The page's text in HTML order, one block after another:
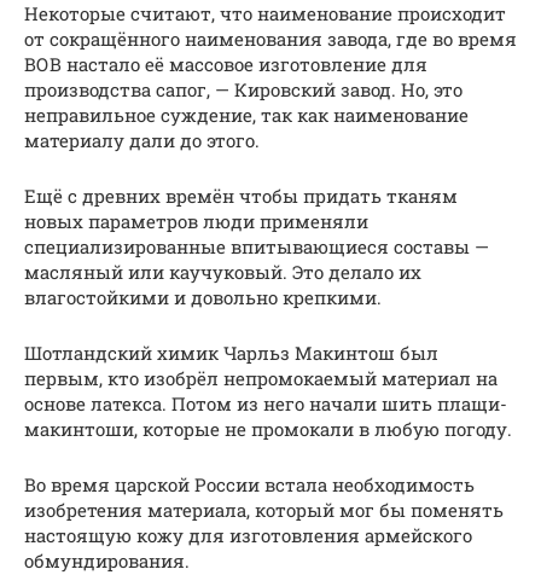
Некоторые считают, что наименование происходит
от сокращённого наименования завода, где во время
ВОВ настало её массовое изготовление для
производства сапог, — Кировский завод. Но, это
неправильное суждение, так как наименование
материалу дали до этого.
Ещё с древних времён чтобы придать тканям
новых параметров люди применяли
специализированные впитывающиеся составы —
масляный или каучуковый. Это делало их
влагостойкими и довольно крепкими.
Шотландский химик Чарльз Макинтош был
первым, кто изобрёл непромокаемый материал на
основе латекса. Потом из него начали шить плащи-
макинтоши, которые не промокали в любую погоду.
Во время царской России встала необходимость
изобретения материала, который мог бы поменять
настоящую кожу для изготовления армейского
обмундирования.